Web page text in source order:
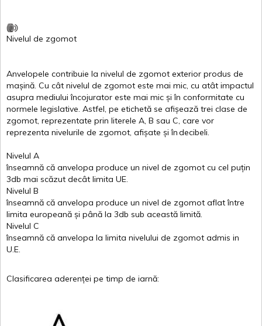
Nivelul de zgomot
Anvelopele contribuie la nivelul de zgomot exterior produs de
mașină . Cu cât nivelul de zgomot este mai mic, cu atât impactul
asupra mediului încojurator este mai mic și în conformitate cu
normele legislative. Astfel , pe etichetă se afișează trei clase de
zgomot reprezentate prin literele A B sau C , care vor
reprezenta nivelurile de zgomot afișate și îndecibeli
Nivelul A
înseamnă că anvelopa produce un nivel de zgomot cu cel puțin
3db mai scăzut decât limita UE.
Nivelul B
înseamnă că anvelopa produce un nivel de zgomot aflat între
limita europeană și până la 3db sub această limită
Nivelul C
înseamnă că anvelopa la limita nivelului de zgomot admis in
U.E.
Clasificarea aderenței pe timp de iarnă: